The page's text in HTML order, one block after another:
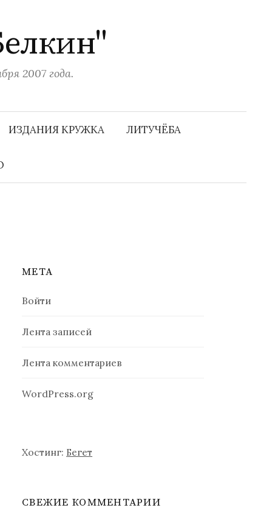
2007 года.
ИЗДАНИЯ КРУЖКА ЛИТУЧЁБА
МЕТА
Войти
Лента записей
Лента комментариев
WordPress.org
Хостинг: Бегет
СВЕЖИЕ КОММЕНТАРИИ